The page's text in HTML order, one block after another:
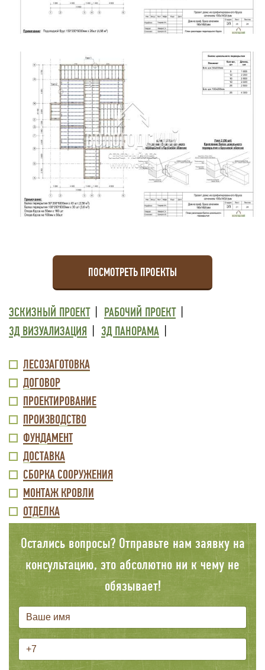
ПОСМОТРЕТЬ ПРОЕКТЫ
ТРЕТИЙ
УРОВЕНЬ
МЕНЮ
ВНИЗУ
ЭСКИЗНЫЙ ПРОЕКТ
РАБОЧИЙ ПРОЕКТ
3Д ВИЗУАЛИЗАЦИЯ
3Д ПАНОРАМА
ВТОРОЙ
УРОВЕНЬ
МЕНЮ
ЛЕСОЗАГОТОВКА
ДОГОВОР
ПРОЕКТИРОВАНИЕ
ПРОИЗВОДСТВО
ФУНДАМЕНТ
ДОСТАВКА
СБОРКА СООРУЖЕНИЯ
МОНТАЖ КРОВЛИ
ОТДЕЛКА
Остались вопросы? Отправьте нам заявку на
консультацию, это абсолютно ни к чему не
обязывает!